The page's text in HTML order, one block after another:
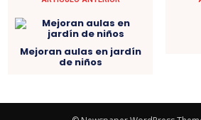
Mejoran aulas en jardín
de niños